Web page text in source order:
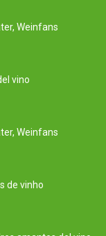
Weinfans
vino
Weinfans
de vinho